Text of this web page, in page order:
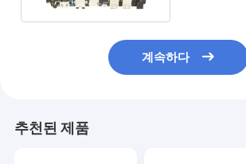
계속하다
추천된 제품